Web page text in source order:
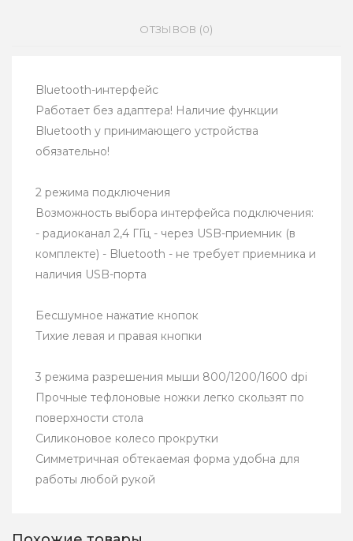
ОТЗЫВОВ (0)
Bluetooth-интерфейс
Работает без адаптера! Наличие функции
Bluetooth у принимающего устройства
обязательно!
2 режима подключения
Возможность выбора интерфейса подключения:
- радиоканал 2,4 ГГц - через USB-приемник (в
комплекте) - Bluetooth - не требует приемника и
наличия USB-порта
Бесшумное нажатие кнопок
Тихие левая и правая кнопки
3 режима разрешения мыши 800/1200/1600 dpi
Прочные тефлоновые ножки легко скользят по
поверхности стола
Силиконовое колесо прокрутки
Симметричная обтекаемая форма удобна для
работы любой рукой